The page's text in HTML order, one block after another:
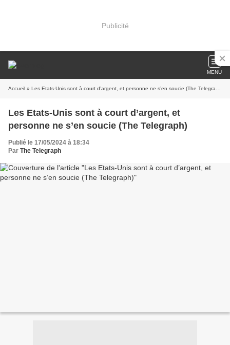
Publicité
MENU
Accueil » Les Etats-Unis sont à court d’argent, et personne ne s’en soucie (The Telegraph)
Les Etats-Unis sont à court d’argent, et
personne ne s’en soucie (The Telegraph)
Publié le 17/05/2024 à 18:34
Par The Telegraph